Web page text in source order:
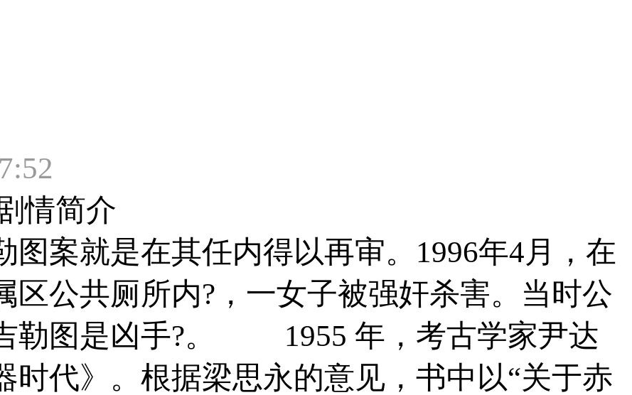
情简介
案就是在其任内得以再审。1996年4月，在
区公共厕所内?，一女子被强奸杀害。当时公
勒图是凶手?。 1955 年，考古学家尹达
时代》。根据梁思永的意见，书中以“关于赤